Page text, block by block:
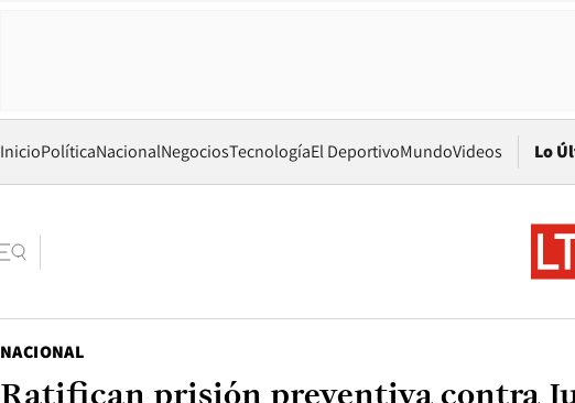
InicioPolíticaNacionalNegociosTecnologíaEl DeportivoMundoVideos Lo
NACIONAL